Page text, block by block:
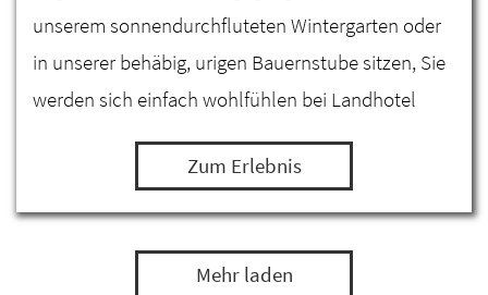
unserem sonnendurchfluteten Wintergarten oder
in unserer behäbig, urigen Bauernstube sitzen, Sie
werden sich einfach wohlfühlen bei Landhotel
Haflingerhof in Roßhaupten.
Zum Erlebnis
Mehr laden